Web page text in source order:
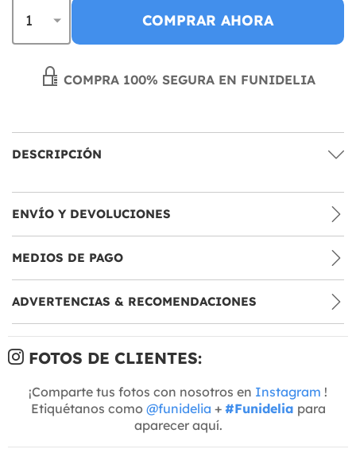
COMPRAR AHORA
COMPRA 100% SEGURA EN FUNIDELIA
DESCRIPCIÓN
ENVÍO Y DEVOLUCIONES
MEDIOS DE PAGO
ADVERTENCIAS & RECOMENDACIONES
FOTOS DE CLIENTES:
¡Comparte tus fotos con nosotros en Instagram !
Etiquétanos como @funidelia + #Funidelia para
aparecer aquí.